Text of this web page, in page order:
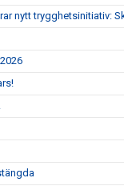
nytt trygghetsinitiativ: